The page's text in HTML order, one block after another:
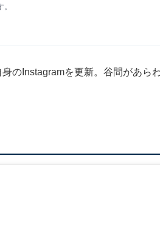
のInstagramを更新。谷間があら